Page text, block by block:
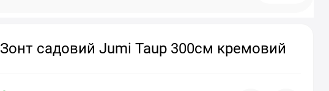
Зонт садовий Jumi Taup 300см кремовий